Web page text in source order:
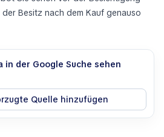
Besitz nach dem Kauf genauso
in der Google Suche sehen
Quelle hinzufügen